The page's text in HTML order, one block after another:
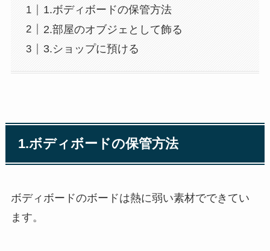
1.ボディボードの保管方法
2.部屋のオブジェとして飾る
3.ショップに預ける
1.ボディボードの保管方法
ボディボードのボードは熱に弱い素材でできてい
ます。